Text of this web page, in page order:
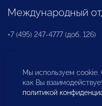
Международный
+7 (495) 247-4777 (доб. 126)
Бюро по защите
инвесторов
Мы используем cookie.
как Вы
политикой